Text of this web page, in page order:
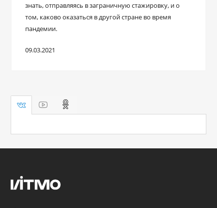
знать, отправляясь в заграничную стажировку, и о
том, каково оказаться в другой стране во время
пандемии.
09.03.2021